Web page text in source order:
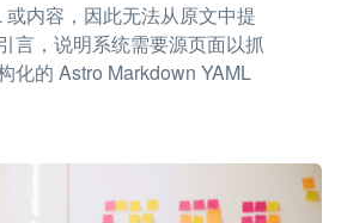
内容，因此无法从原文中提
言，说明系统需要源页面以抓
化的 Astro Markdown YAML